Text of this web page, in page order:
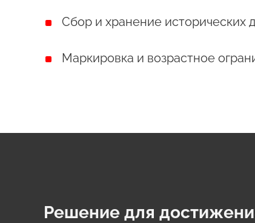
Сбор и хранение исторических
Маркировка и возрастное
Решение для